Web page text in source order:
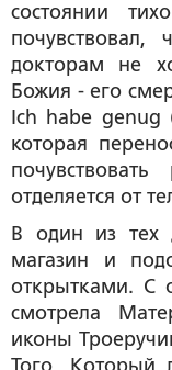
состоянии
докторам не
Божия - его
Ich habe
которая
отделяется от
В один из тех
магазин и
открытками. С
смотрела
иконы
Того, Который